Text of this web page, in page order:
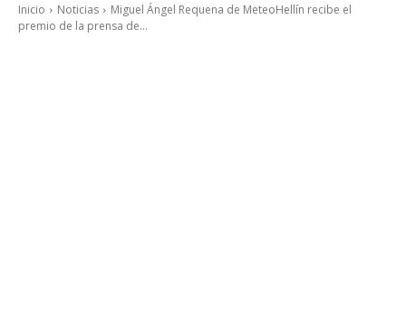
Inicio Noticias
Miguel Ángel Requena de MeteoHellín recibe el
premio de la prensa de...